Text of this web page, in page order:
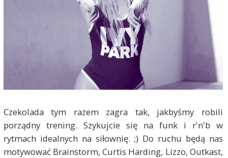
Czekolada tym razem zagra tak, jakbyśmy robili
porządny trening. Szykujcie się na funk i r'n'b w
rytmach idealnych na siłownię. ;) Do ruchu będą nas
motywować Brainstorm, Curtis Harding, Lizzo, Outkast,